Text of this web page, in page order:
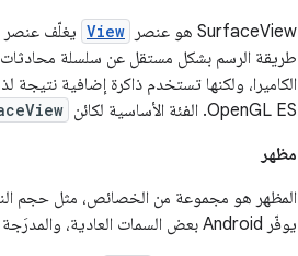
SurfaceView هو عنصر
View يغلّف عنصر
طريقة الرسم بشكل مستقل عن سلسلة محادثات
الكاميرا، ولكنها تستخدم ذاكرة إضافية
OpenGL ES. الفئة الأساسية لكائن
مظهر
المظهر هو مجموعة من الخصائص، مثل حجم النص
يوفّر Android بعض السمات العادية، والمدرَجة في